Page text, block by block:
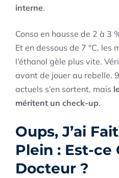
interne.
Conso en hausse de 2 à 3
Et en dessous de 7 °C, les
l’éthanol gèle plus vite.
avant de jouer au rebelle.
actuels s’en sortent, mais
méritent un check-up.
Oups, J’ai
Plein : Est-ce
Docteur ?